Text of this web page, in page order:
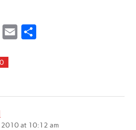
n
2010 at 10:12 am